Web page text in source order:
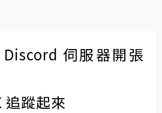
伺服器開張
追蹤起來